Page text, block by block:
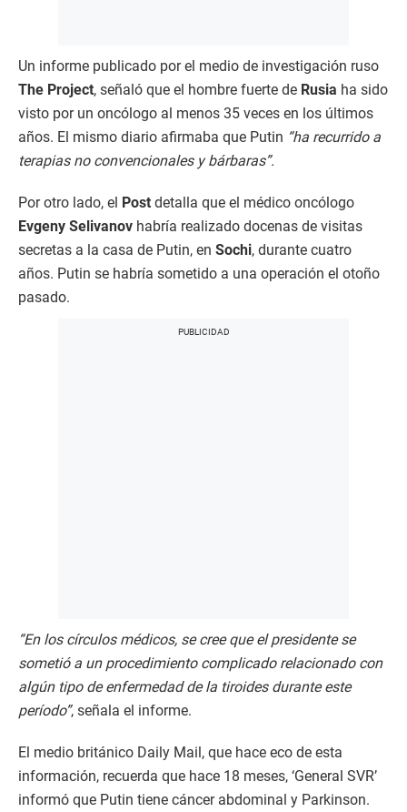
Un informe publicado por el medio de investigación ruso
The Project, señaló que el hombre fuerte de Rusia ha sido
visto por un oncólogo al menos 35 veces en los últimos
años. El mismo diario afirmaba que Putin “ha recurrido a
terapias no convencionales y bárbaras”.
Por otro lado, el Post detalla que el médico oncólogo
Evgeny Selivanov habría realizado docenas de visitas
secretas a la casa de Putin, en Sochi, durante cuatro
años. Putin se habría sometido a una operación el otoño
pasado.
“En los círculos médicos, se cree que el presidente se
sometió a un procedimiento complicado relacionado con
algún tipo de enfermedad de la tiroides durante este
período”, señala el informe.
El medio británico Daily Mail, que hace eco de esta
información, recuerda que hace 18 meses, ‘General SVR’
informó que Putin tiene cáncer abdominal y Parkinson.